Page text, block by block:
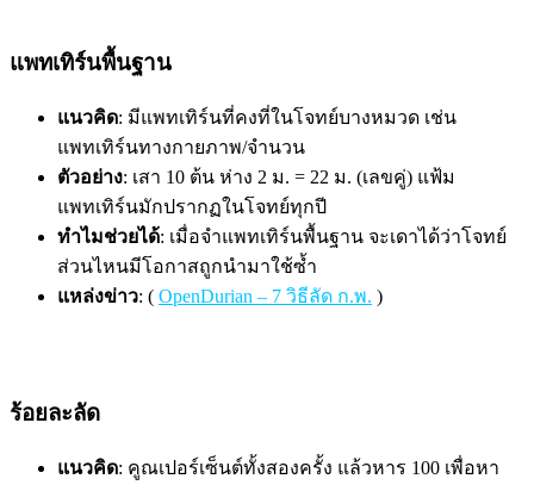
แพทเทิร์นพื้นฐาน
แนวคิด: มีแพทเทิร์นที่คงที่ในโจทย์บางหมวด เช่น
แพทเทิร์นทางกายภาพ/จำนวน
ตัวอย่าง: เสา 10 ต้น ห่าง 2 ม. = 22 ม. (เลขคู่) แฟ้ม
แพทเทิร์นมักปรากฏในโจทย์ทุกปี
ทำไมช่วยได้: เมื่อจำแพทเทิร์นพื้นฐาน จะเดาได้ว่าโจทย์
ส่วนไหนมีโอกาสถูกนำมาใช้ซ้ำ
แหล่งข่าว: ( OpenDurian – 7 วิธีลัด ก.พ. )
ร้อยละลัด
แนวคิด: คูณเปอร์เซ็นต์ทั้งสองครั้ง แล้วหาร 100 เพื่อหา